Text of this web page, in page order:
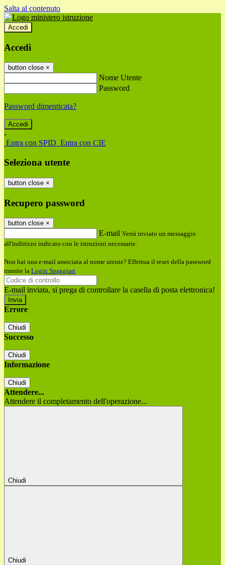
Salta al contenuto
Accedi
Accedi
button close ×
Nome Utente
Password
Password dimenticata?
-
Entra con SPID Entra con CIE
Seleziona utente
button close ×
Recupero password
button close ×
E-mail Verrà inviato un messaggio
all'indirizzo indicato con le istruzioni necessarie.
Non hai una e-mail associata al nome utente? Effettua il reset della password
tramite la Login Spaggiari
E-mail inviata, si prega di controllare la casella di posta elettronica!
Errore
Chiudi
Successo
Chiudi
Informazione
Chiudi
Attendere...
Attendere il completamento dell'operazione...
Chiudi
Chiudi